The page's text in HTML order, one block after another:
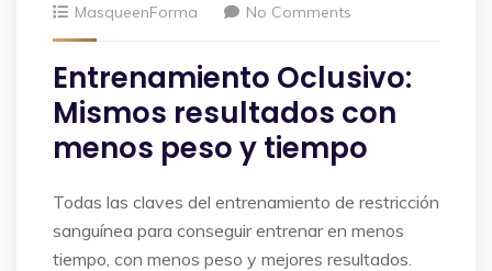
MasqueenForma
No Comments
Entrenamiento Oclusivo:
Mismos resultados con
menos peso y tiempo
Todas las claves del entrenamiento de restricción
sanguínea para conseguir entrenar en menos
tiempo, con menos peso y mejores resultados.